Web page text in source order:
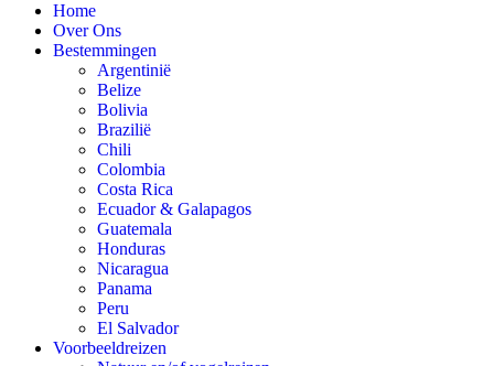
Home
Over Ons
Bestemmingen
Argentinië
Belize
Bolivia
Brazilië
Chili
Colombia
Costa Rica
Ecuador & Galapagos
Guatemala
Honduras
Nicaragua
Panama
Peru
El Salvador
Voorbeeldreizen